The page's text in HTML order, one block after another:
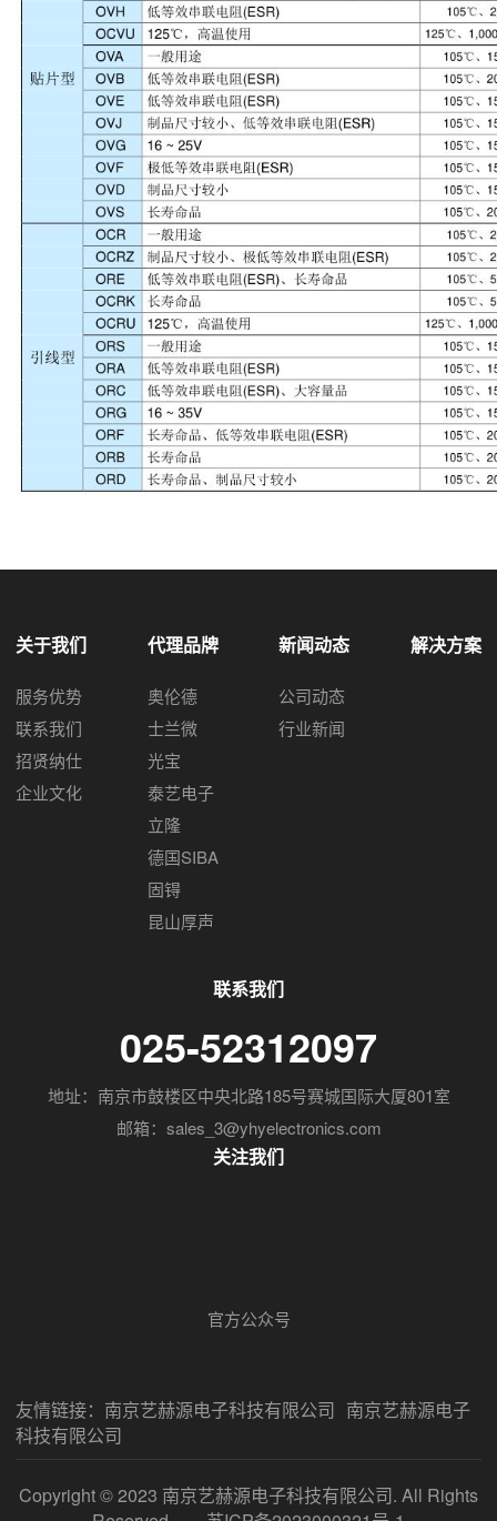
关于我们
服务优势
联系我们
招贤纳仕
企业文化
代理品牌
奥伦德
士兰微
光宝
泰艺电子
立隆
德国SIBA
固锝
昆山厚声
新闻动态
公司动态
行业新闻
解决方案
联系我们
025-52312097
地址：南京市鼓楼区中央北路185号赛城国际大厦801室
邮箱：sales_3@yhyelectronics.com
关注我们
官方公众号
友情链接： 南京艺赫源电子科技有限公司 南京艺赫源电子
科技有限公司
Copyright © 2023 南京艺赫源电子科技有限公司. All Rights